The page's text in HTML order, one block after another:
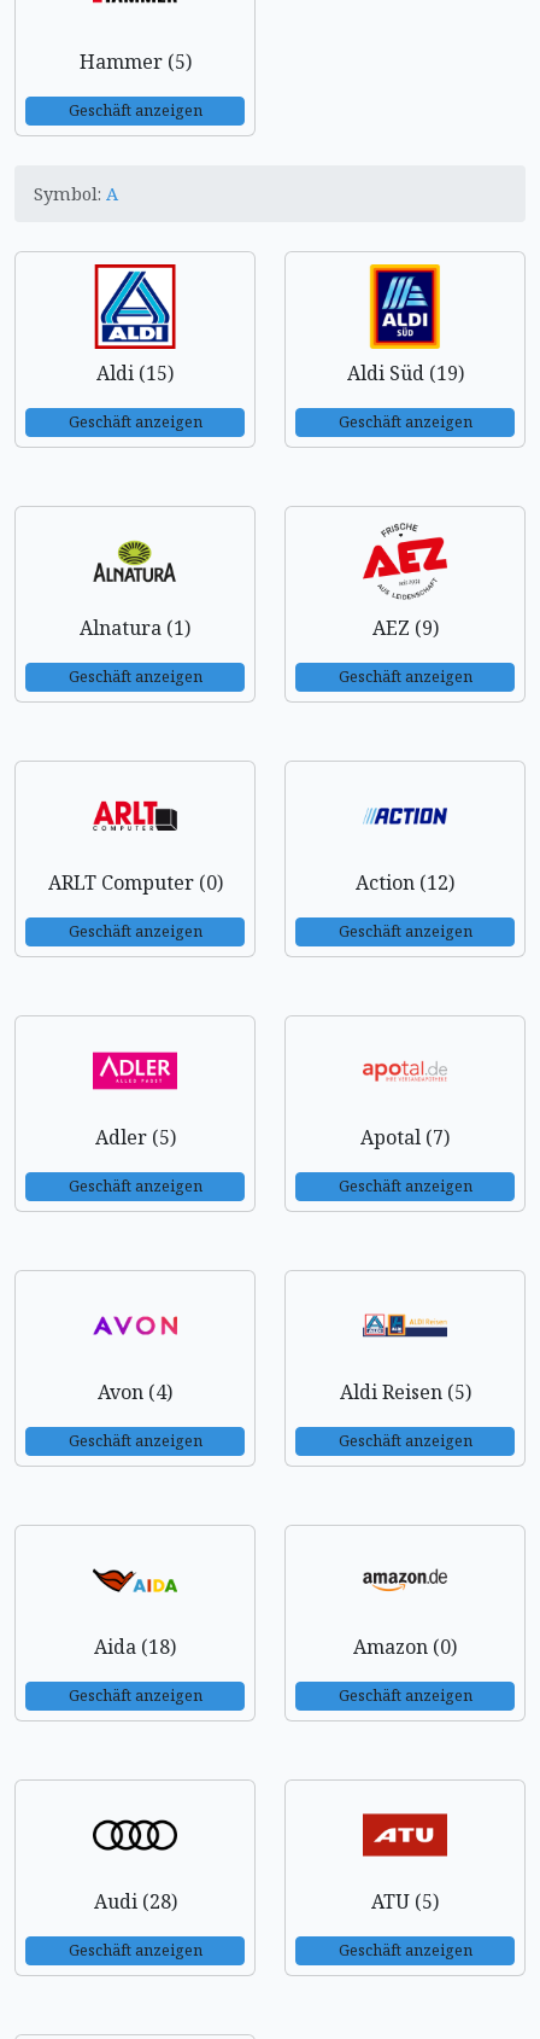
Hammer (5)
Geschäft anzeigen
Symbol: A
Aldi (15)
Geschäft anzeigen
Aldi Süd (19)
Geschäft anzeigen
Alnatura (1)
Geschäft anzeigen
AEZ (9)
Geschäft anzeigen
ARLT Computer (0)
Geschäft anzeigen
Action (12)
Geschäft anzeigen
Adler (5)
Geschäft anzeigen
Apotal (7)
Geschäft anzeigen
Avon (4)
Geschäft anzeigen
Aldi Reisen (5)
Geschäft anzeigen
Aida (18)
Geschäft anzeigen
Amazon (0)
Geschäft anzeigen
Audi (28)
Geschäft anzeigen
ATU (5)
Geschäft anzeigen